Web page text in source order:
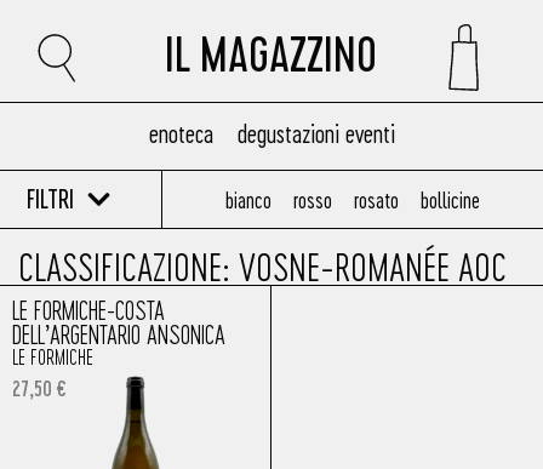
IL MAGAZZINO
enoteca degustazioni eventi
FILTRI bianco rosso rosato bollicine
CLASSIFICAZIONE: VOSNE-ROMANÉE AOC
LE FORMICHE-COSTA
DELL’ARGENTARIO ANSONICA
LE FORMICHE
27,50 €